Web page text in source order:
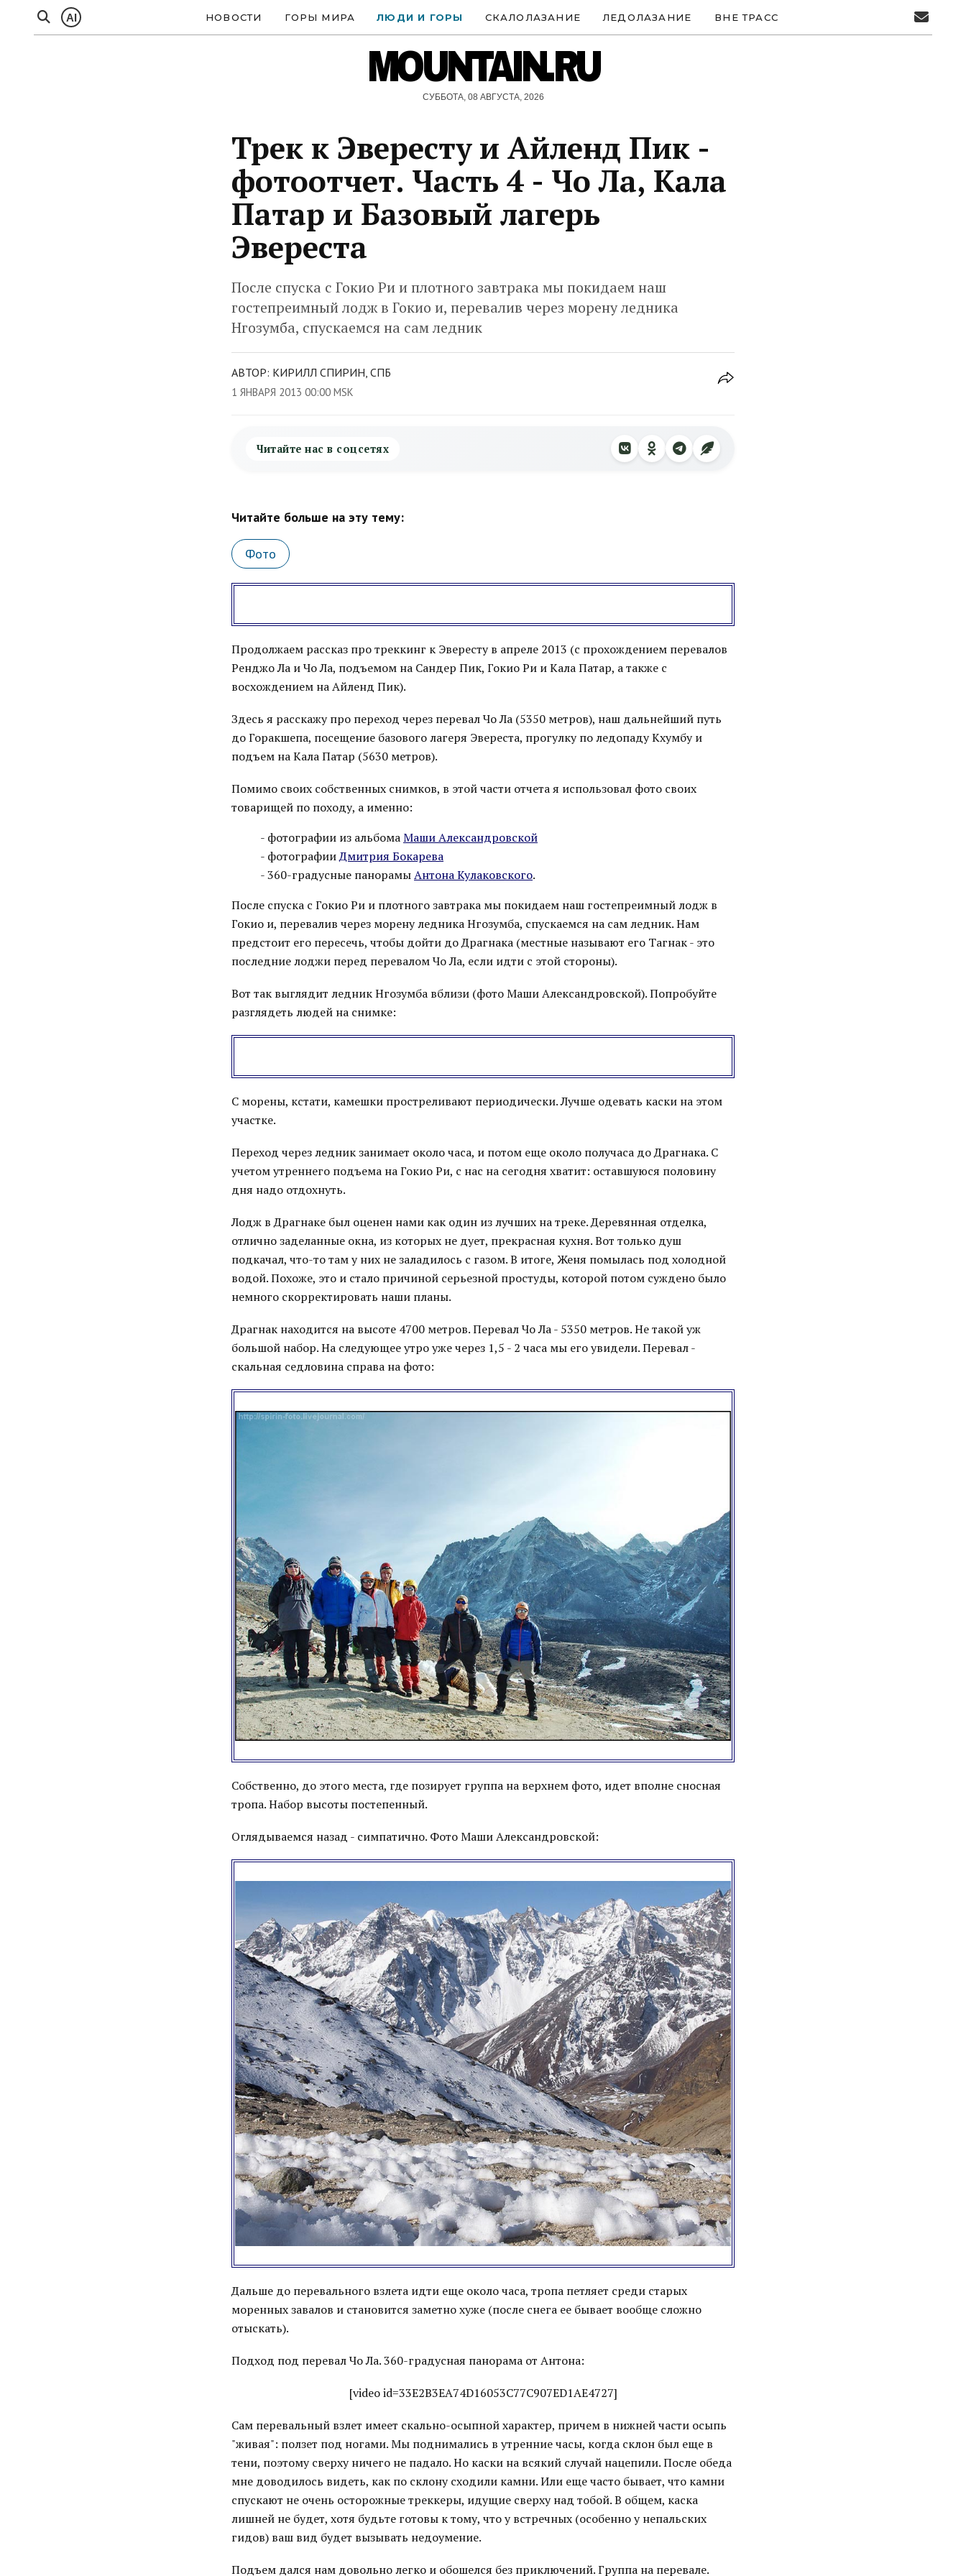
AI НОВОСТИ ГОРЫ МИРА ЛЮДИ И ГОРЫ СКАЛОЛАЗАНИЕ ЛЕДОЛАЗАНИЕ ВНЕ ТРАСС
MOUNTAIN.RU
СУББОТА, 08 АВГУСТА, 2026
Трек к Эвересту и Айленд Пик -
фотоотчет. Часть 4 - Чо Ла, Кала
Патар и Базовый лагерь
Эвереста
После спуска с Гокио Ри и плотного завтрака мы покидаем наш
гостепреимный лодж в Гокио и, перевалив через морену ледника
Нгозумба, спускаемся на сам ледник
АВТОР: КИРИЛЛ СПИРИН, СПБ
1 ЯНВАРЯ 2013 00:00 MSK
Читайте нас в соцсетях
Читайте больше на эту тему:
Фото
Продолжаем рассказ про треккинг к Эвересту в апреле 2013 (с прохождением перевалов
Ренджо Ла и Чо Ла, подъемом на Сандер Пик, Гокио Ри и Кала Патар, а также с
восхождением на Айленд Пик).
Здесь я расскажу про переход через перевал Чо Ла (5350 метров), наш дальнейший путь
до Горакшепа, посещение базового лагеря Эвереста, прогулку по ледопаду Кхумбу и
подъем на Кала Патар (5630 метров).
Помимо своих собственных снимков, в этой части отчета я использовал фото своих
товарищей по походу, а именно:
- фотографии из альбомаМаши Александровской
- фотографииДмитрия Бокарева
- 360-градусные панорамыАнтона Кулаковского.
После спуска с Гокио Ри и плотного завтрака мы покидаем наш гостепреимный лодж в
Гокио и, перевалив через морену ледника Нгозумба, спускаемся на сам ледник. Нам
предстоит его пересечь, чтобы дойти до Драгнака (местные называют его Тагнак - это
последние лоджи перед перевалом Чо Ла, если идти с этой стороны).
Вот так выглядит ледник Нгозумба вблизи (фото Маши Александровской). Попробуйте
разглядеть людей на снимке:
С морены, кстати, камешки простреливают периодически. Лучше одевать каски на этом
участке.
Переход через ледник занимает около часа, и потом еще около получаса до Драгнака. С
учетом утреннего подъема на Гокио Ри, с нас на сегодня хватит: оставшуюся половину
дня надо отдохнуть.
Лодж в Драгнаке был оценен нами как один из лучших на треке. Деревянная отделка,
отлично заделанные окна, из которых не дует, прекрасная кухня. Вот только душ
подкачал, что-то там у них не заладилось с газом. В итоге, Женя помылась под холодной
водой. Похоже, это и стало причиной серьезной простуды, которой потом суждено было
немного скорректировать наши планы.
Драгнак находится на высоте 4700 метров. Перевал Чо Ла - 5350 метров. Не такой уж
большой набор. На следующее утро уже через 1,5 - 2 часа мы его увидели. Перевал -
скальная седловина справа на фото:
Собственно, до этого места, где позирует группа на верхнем фото, идет вполне сносная
тропа. Набор высоты постепенный.
Оглядываемся назад - симпатично. Фото Маши Александровской:
Дальше до перевального взлета идти еще около часа, тропа петляет среди старых
моренных завалов и становится заметно хуже (после снега ее бывает вообще сложно
отыскать).
Подход под перевал Чо Ла. 360-градусная панорама от Антона:
[video id=33E2B3EA74D16053C77C907ED1AE4727]
Сам перевальный взлет имеет скально-осыпной характер, причем в нижней части осыпь
"живая": ползет под ногами. Мы поднимались в утренние часы, когда склон был еще в
тени, поэтому сверху ничего не падало. Но каски на всякий случай нацепили. После обеда
мне доводилось видеть, как по склону сходили камни. Или еще часто бывает, что камни
спускают не очень осторожные треккеры, идущие сверху над тобой. В общем, каска
лишней не будет, хотя будьте готовы к тому, что у встречных (особенно у непальских
гидов) ваш вид будет вызывать недоумение.
Подъем дался нам довольно легко и обошелся без приключений. Группа на перевале.